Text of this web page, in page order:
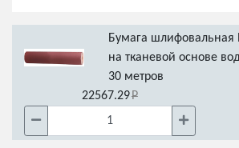
Бумага шлифовальная
на тканевой основе
30 метров
22567.29